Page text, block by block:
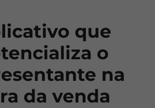
que
o
na
da venda